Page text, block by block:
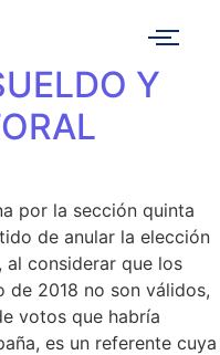
Y
por la sección quinta
de anular la elección
al considerar que los
de 2018 no son válidos,
votos que habría
es un referente cuya